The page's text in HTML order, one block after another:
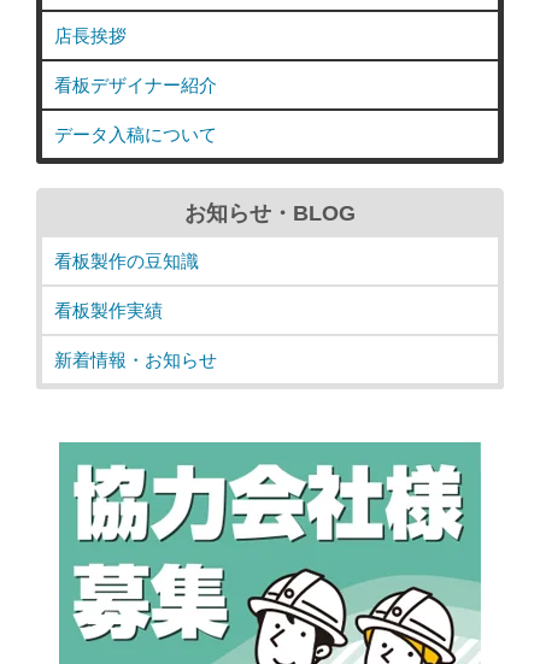
店長挨拶
看板デザイナー紹介
データ入稿について
お知らせ・BLOG
看板製作の豆知識
看板製作実績
新着情報・お知らせ